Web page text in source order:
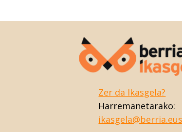
Zer da Ikasgela?
Harremanetarako:
ikasgela@berria.eus